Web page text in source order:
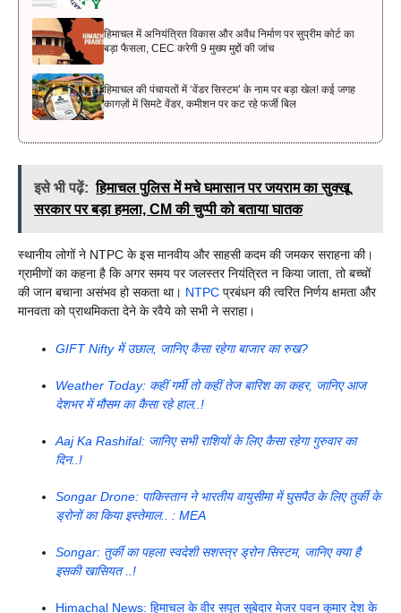
हिमाचल में अनियंत्रित विकास और अवैध निर्माण पर सुप्रीम कोर्ट का
बड़ा फैसला, CEC करेगी 9 मुख्य मुद्दों की जांच
हिमाचल की पंचायतों में ‘वेंडर सिस्टम’ के नाम पर बड़ा खेल! कई जगह
कागज़ों में सिमटे वेंडर, कमीशन पर कट रहे फर्जी बिल
इसे भी पढ़ें: हिमाचल पुलिस में मचे घमासान पर जयराम का सुक्खू
सरकार पर बड़ा हमला, CM की चुप्पी को बताया घातक
स्थानीय लोगों ने NTPC के इस मानवीय और साहसी कदम की जमकर सराहना की।
ग्रामीणों का कहना है कि अगर समय पर जलस्तर नियंत्रित न किया जाता, तो बच्चों
की जान बचाना असंभव हो सकता था। NTPC प्रबंधन की त्वरित निर्णय क्षमता और
मानवता को प्राथमिकता देने के रवैये को सभी ने सराहा।
GIFT Nifty में उछाल, जानिए कैसा रहेगा बाजार का रुख?
Weather Today: कहीं गर्मी तो कहीं तेज बारिश का कहर, जानिए आज
देशभर में मौसम का कैसा रहे हाल..!
Aaj Ka Rashifal: जानिए सभी राशियों के लिए कैसा रहेगा गुरुवार का
दिन..!
Songar Drone: पाकिस्तान ने भारतीय वायुसीमा में घुसपैठ के लिए तुर्की के
ड्रोनों का किया इस्तेमाल.. : MEA
Songar: तुर्की का पहला स्वदेशी सशस्त्र ड्रोन सिस्टम, जानिए क्या है
इसकी खासियत ..!
Himachal News: हिमाचल के वीर सपूत सूबेदार मेजर पवन कुमार देश के